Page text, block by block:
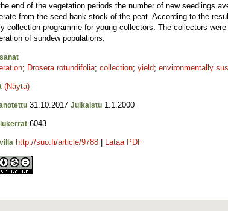
end of the vegetation periods the number of new seedlings
from the seed bank stock of the peat. According to the
collection programme for young collectors. The collectors
of sundew populations.
; Drosera rotundifolia; collection; yield; environmentally
(Näytä)
31.10.2017 Julkaistu 1.1.2000
6043
http://suo.fi/article/9788 Lataa PDF